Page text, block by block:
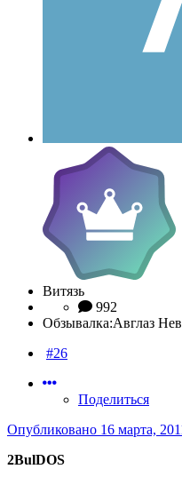
Витязь
992
Обзывалка:Авглаз
#26
Поделиться
Опубликовано 16 марта,
2BulDOS